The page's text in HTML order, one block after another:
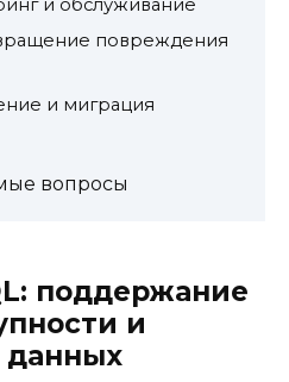
и обслуживание
повреждения
и миграция
вопросы
поддержание
и
данных